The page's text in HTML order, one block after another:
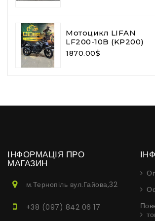
Мотоцикл LIFAN
LF200-10B (KP200)
1870.00$
ІНФОРМАЦІЯ ПРО
МАГАЗИН
м.Тернопіль вул.Гайова,32
+38 (097) 842 06 17